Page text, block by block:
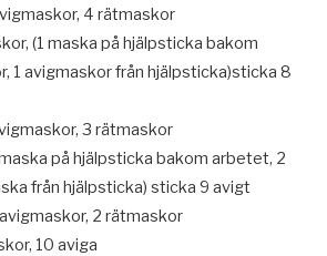
4 rätmaskor
(1 maska på hjälpsticka bakom
1 avigmaskor från hjälpsticka)sticka 8
3 rätmaskor
på hjälpsticka bakom arbetet, 2
från hjälpsticka) sticka 9 avigt
2 rätmaskor
10 aviga